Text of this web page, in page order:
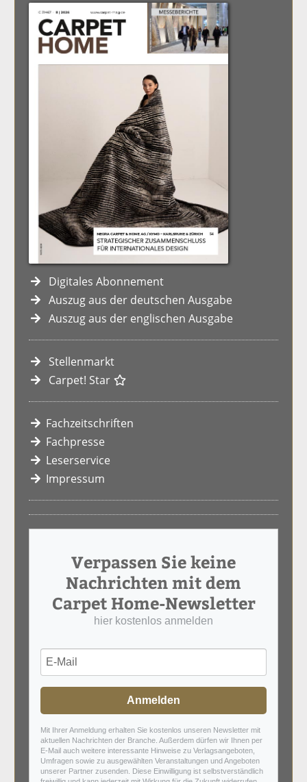
Digitales Abonnement
Auszug aus der deutschen Ausgabe
Auszug aus der englischen Ausgabe
Stellenmarkt
Carpet! Star
Fachzeitschriften
Fachpresse
Leserservice
Impressum
Verpassen Sie keine
Nachrichten mit dem
Carpet Home-Newsletter
hier kostenlos anmelden
Anmelden
Mit Ihrer Anmeldung erhalten Sie kostenlos unseren Newsletter mit
aktuellen Nachrichten der Branche. Außerdem dürfen wir Ihnen per
E-Mail auch weitere interessante Hinweise zu Verlagsangeboten,
Umfragen sowie zu ausgewählten Veranstaltungen und Angeboten
unserer Partner zusenden. Diese Einwilligung ist selbstverständlich